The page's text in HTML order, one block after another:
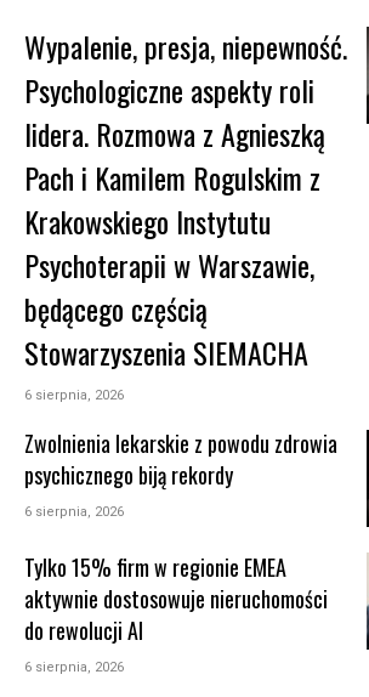
Wypalenie, presja, niepewność.
Psychologiczne aspekty roli
lidera. Rozmowa z Agnieszką
Pach i Kamilem Rogulskim z
Krakowskiego Instytutu
Psychoterapii w Warszawie,
będącego częścią
Stowarzyszenia SIEMACHA
6 sierpnia, 2026
Zwolnienia lekarskie z powodu zdrowia
psychicznego biją rekordy
6 sierpnia, 2026
Tylko 15% firm w regionie EMEA
aktywnie dostosowuje nieruchomości
do rewolucji AI
6 sierpnia, 2026